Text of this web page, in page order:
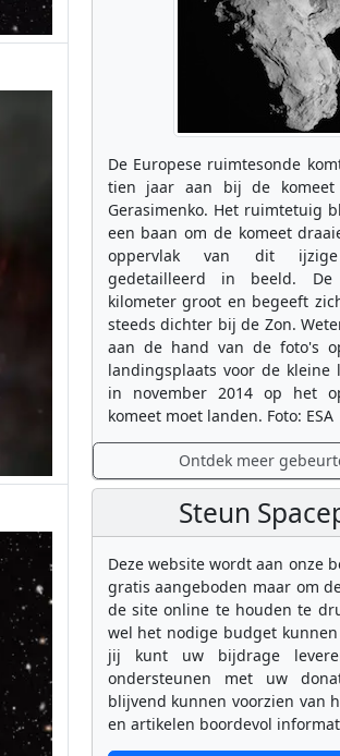
De Europese ruimtesonde
tien jaar aan bij de komeet
Gerasimenko. Het ruimtetuig
een baan om de komeet
oppervlak van dit ijzige
gedetailleerd in beeld.
kilometer groot en begeeft
steeds dichter bij de Zon.
aan de hand van de foto's
landingsplaats voor de kleine
in november 2014 op het
komeet moet landen. Foto: ESA
Ontdek meer
Steun
Deze website wordt aan onze
gratis aangeboden maar om
de site online te houden te
wel het nodige budget kunnen
jij kunt uw bijdrage
ondersteunen met uw
blijvend kunnen voorzien van
en artikelen boordevol